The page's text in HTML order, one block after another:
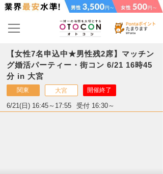
【女性7名申込中★男性残2席】マッチン
グ婚活パーティー・街コン 6/21 16時45
分 in 大宮
関東 大宮 開催終了
6/21(日) 16:45～17:55 受付 16:30～